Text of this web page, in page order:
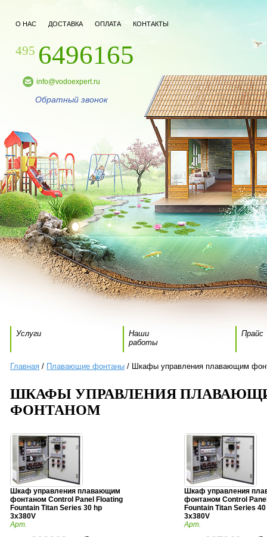
О НАС ДОСТАВКА ОПЛАТА КОНТАКТЫ
495 6496165
info@vodoexpert.ru
Обратный звонок
Услуги
Наши
работы
Прайс
Главная / Плавающие фонтаны / Шкафы управления плавающим
ШКАФЫ УПРАВЛЕНИЯ
ФОНТАНОМ
Шкаф управления плавающим
фонтаном Control Panel Floating
Fountain Titan Series 30 hp
3x380V
Арт.
Шкаф управления
фонтаном Control
Fountain Titan Series
3x380V
Арт.